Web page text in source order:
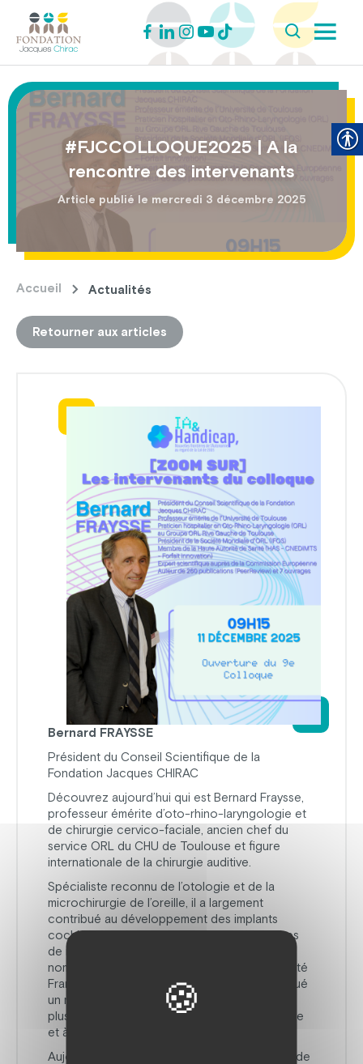
#FJCCOLLOQUE2025 | A la
rencontre des intervenants
Article publié le mercredi 3 décembre 2025
Accueil Actualités
Retourner aux articles
Bernard FRAYSSE
Président du Conseil Scientifique de la
Fondation Jacques CHIRAC
Découvrez aujourd’hui qui est Bernard Fraysse,
professeur émérite d’oto-rhino-laryngologie et
de chirurgie cervico-faciale, ancien chef du
service ORL du CHU de Toulouse et figure
internationale de la chirurgie auditive.
Spécialiste reconnu de l’otologie et de la
microchirurgie de l’oreille, il a largement
contribué au développement des implants
cochléaires et à l’amélioration des techniques
de restauration auditive. Il a présidé de
nombreuses sociétés savantes, dont la Société
Française d’ORL et la Politzer Society, et a joué
un rôle déterminant dans la formation de
plusieurs générations de chirurgiens en France
et à l’étranger.
Aujourd’hui Président du Conseil scientifique de